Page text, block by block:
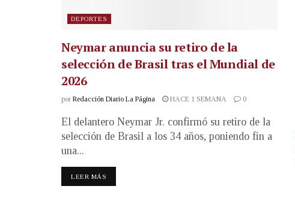
DEPORTES
Neymar anuncia su retiro de la
selección de Brasil tras el Mundial de
2026
por Redacción Diario La Página HACE 1 SEMANA 0
El delantero Neymar Jr. confirmó su retiro de la
selección de Brasil a los 34 años, poniendo fin a
una...
LEER MÁS